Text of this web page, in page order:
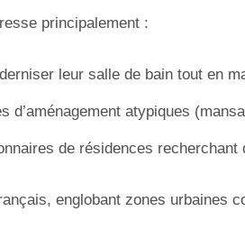
principalement :
leur salle de bain tout en
atypiques
de résidences
englobant zones